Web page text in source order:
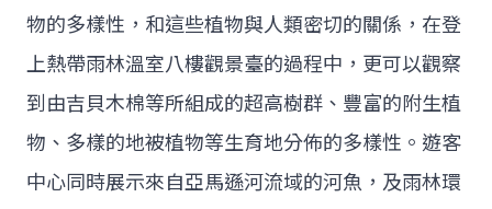
物的多樣性，和這些植物與人類密切的關係，在登
上熱帶雨林溫室八樓觀景臺的過程中，更可以觀察
到由吉貝木棉等所組成的超高樹群、豐富的附生植
物、多樣的地被植物等生育地分佈的多樣性。遊客
中心同時展示來自亞馬遜河流域的河魚，及雨林環